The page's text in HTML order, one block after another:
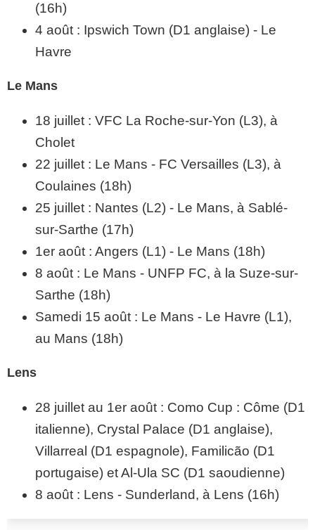
(16h)
4 août : Ipswich Town (D1 anglaise) - Le
Havre
Le Mans
18 juillet : VFC La Roche-sur-Yon (L3), à
Cholet
22 juillet : Le Mans - FC Versailles (L3), à
Coulaines (18h)
25 juillet : Nantes (L2) - Le Mans, à Sablé-
sur-Sarthe (17h)
1er août : Angers (L1) - Le Mans (18h)
8 août : Le Mans - UNFP FC, à la Suze-sur-
Sarthe (18h)
Samedi 15 août : Le Mans - Le Havre (L1),
au Mans (18h)
Lens
28 juillet au 1er août : Como Cup : Côme (D1
italienne), Crystal Palace (D1 anglaise),
Villarreal (D1 espagnole), Familicão (D1
portugaise) et Al-Ula SC (D1 saoudienne)
8 août : Lens - Sunderland, à Lens (16h)